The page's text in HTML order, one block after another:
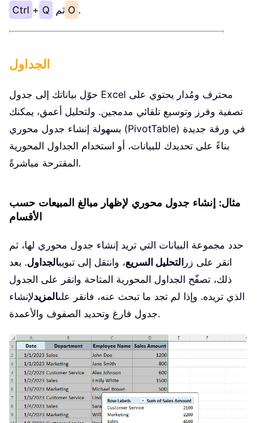
Ctrl + Q ثم O .
الجداول
حوّل بياناتك إلى جدول Excel محترف ومُدار يحتوي على
تصفية وفرز وتوسيع تلقائي مدمجين. ولتحليل أعمق، يمكنك
بسهولة إنشاء جدول محوري (PivotTable) في ورقة جديدة
بناءً على تحديدك للبيانات، أو استخدام الجداول المحورية
المقترحة مباشرةً.
مثال: إنشاء جدول محوري لإظهار مبالغ المبيعات حسب
الأقسام
حدد مجموعة البيانات التي تريد إنشاء جدول محوري لها، ثم
انقر على زر التحليل السريع، وانتقل إلى تبويبالجداول. بعد
ذلك، تصفّح الجداول المحورية المتاحة وانقر على الجدول
الذي تريده. وإذا لم تجد ما تبحث عنه، فانقر علىالمزيدلإنشاء
جدول فارغ وتحديد الصفوف والأعمدة.